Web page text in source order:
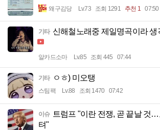
왜구김당 Lv.73 조회 1291 추천 1 07:50
기타 신해철노래중 제일명곡이라 생
알카드소마 Lv.85 조회 445 07:44
기타 ㅇㅎ) 미오탱
스팀팩 Lv.88 조회 1470 07:42
이슈
트럼프 "이란 전쟁, 곧 끝날 것…
텨"